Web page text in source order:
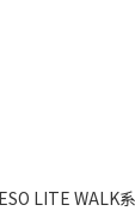
LITE WALK